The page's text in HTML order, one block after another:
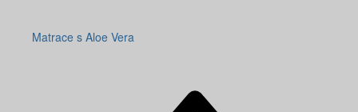
Matrace s Aloe Vera